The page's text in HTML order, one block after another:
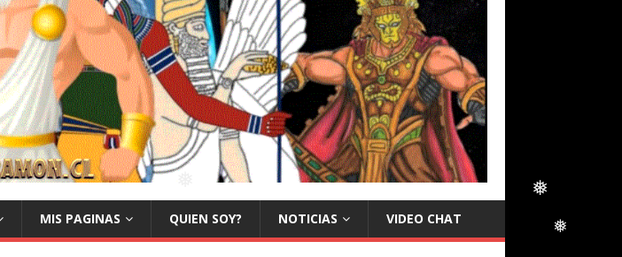
❅
❅ ❅
MIS PAGINAS QUIEN SOY? NOTICIAS VIDEO CHAT